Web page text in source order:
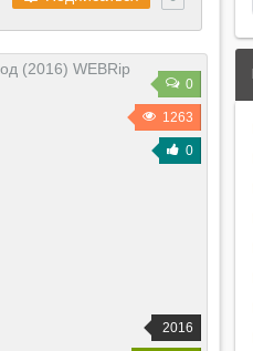
0
1263
0
2016